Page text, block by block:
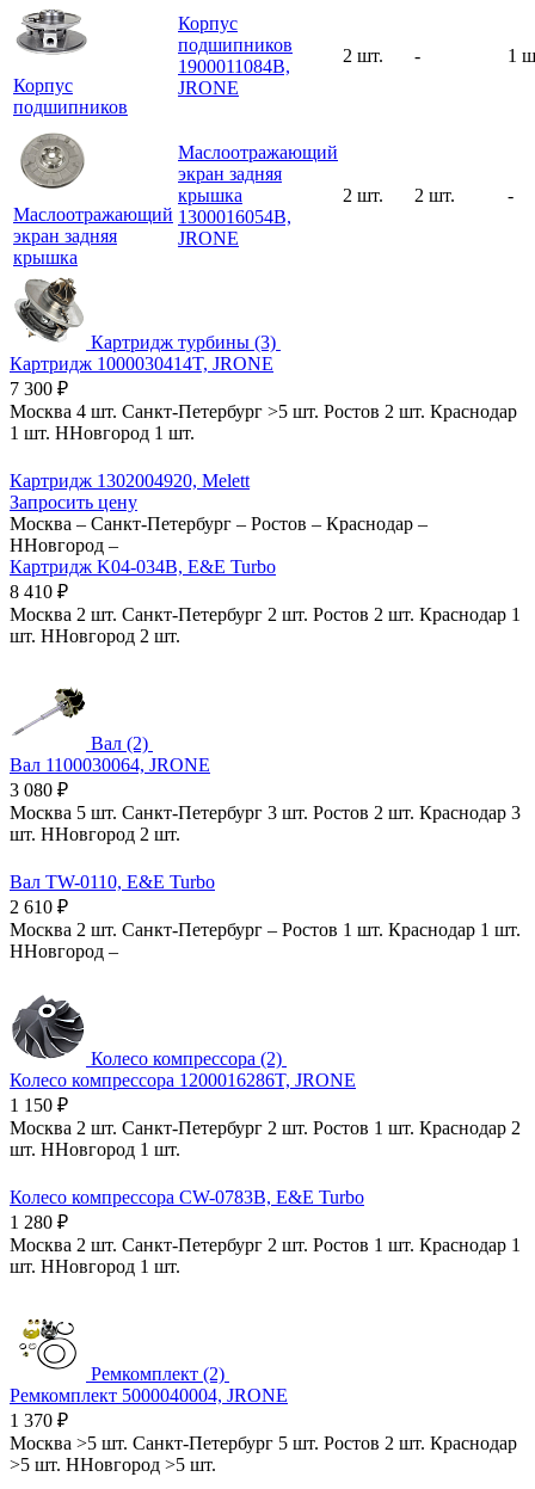
Корпус
подшипников
Корпус
подшипников
1900011084B,
JRONE
2 шт. - 1
Маслоотражающий
экран задняя
крышка
Маслоотражающий
экран задняя
крышка
1300016054B,
JRONE
2 шт. 2 шт. -
Картридж турбины (3)
Картридж 1000030414T, JRONE
7 300 ₽
Москва 4 шт. Санкт-Петербург >5 шт. Ростов 2 шт. Краснодар
1 шт. ННовгород 1 шт.
Картридж 1302004920, Melett
Запросить цену
Москва – Санкт-Петербург – Ростов – Краснодар –
ННовгород –
Картридж K04-034B, E&E Turbo
8 410 ₽
Москва 2 шт. Санкт-Петербург 2 шт. Ростов 2 шт. Краснодар 1
шт. ННовгород 2 шт.
Вал (2)
Вал 1100030064, JRONE
3 080 ₽
Москва 5 шт. Санкт-Петербург 3 шт. Ростов 2 шт. Краснодар 3
шт. ННовгород 2 шт.
Вал TW-0110, E&E Turbo
2 610 ₽
Москва 2 шт. Санкт-Петербург – Ростов 1 шт. Краснодар 1 шт.
ННовгород –
Колесо компрессора (2)
Колесо компрессора 1200016286T, JRONE
1 150 ₽
Москва 2 шт. Санкт-Петербург 2 шт. Ростов 1 шт. Краснодар 2
шт. ННовгород 1 шт.
Колесо компрессора CW-0783B, E&E Turbo
1 280 ₽
Москва 2 шт. Санкт-Петербург 2 шт. Ростов 1 шт. Краснодар 1
шт. ННовгород 1 шт.
Ремкомплект (2)
Ремкомплект 5000040004, JRONE
1 370 ₽
Москва >5 шт. Санкт-Петербург 5 шт. Ростов 2 шт. Краснодар
>5 шт. ННовгород >5 шт.